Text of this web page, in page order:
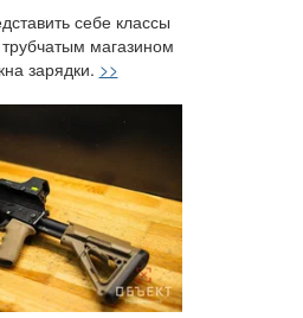
себе классы
магазином
зарядки. >>